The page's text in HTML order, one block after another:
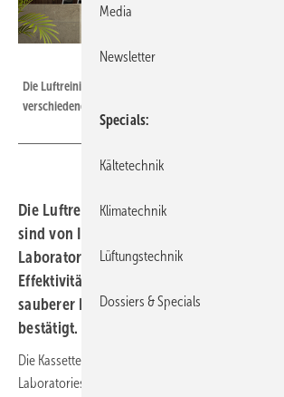
Die Luftreinigungsfunktionen der LG Dual Vane
verschiedenen Prüfstellen bestätigt worden.
Die Luftreinigungsfunktionen der LG Dual
sind von Intertek, TÜV Rheinland und
Laboratories (UL) zertifiziert worden.
Effektivität der LG Klima-Lösungen zur
sauberer Raumluft auch durch
bestätigt.
Die Kassette ist die weltweit erste HVAC-Lösung,
Laboratories die Greenguard Gold-Zertifizierung
Media
Newsletter
Specials
Kältetechnik
Klimatechnik
Lüftungstechnik
Dossiers & Specials